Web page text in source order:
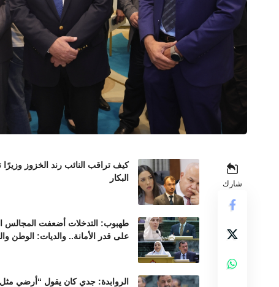
شارك
كيف تراقب النائب رند الخزوز
البكار
طهبوب: التدخلات أضعفت المجالس
على قدر الأمانة.. والديات: الوطن
الروابدة: جدي كان يقول “أرضي